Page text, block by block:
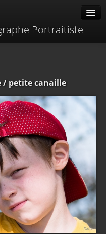
Portraitiste
/ petite canaille